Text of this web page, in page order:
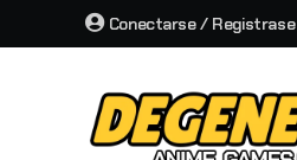
Conectarse / Registrase